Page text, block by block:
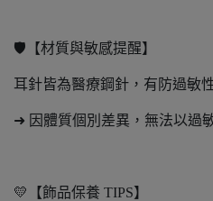
🛡️【材質與敏感提醒】
耳針皆為醫療鋼針，有防過敏
➜ 因體質個別差異，無法以過
💛【飾品保養 TIPS】